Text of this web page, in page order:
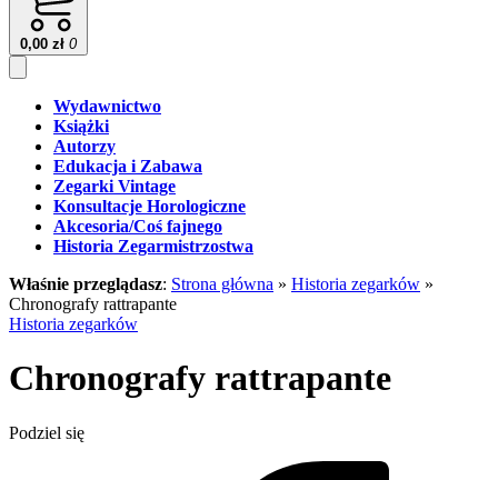
0,00 zł 0
Wydawnictwo
Książki
Autorzy
Edukacja i Zabawa
Zegarki Vintage
Konsultacje Horologiczne
Akcesoria/Coś fajnego
Historia Zegarmistrzostwa
Właśnie przeglądasz: Strona główna » Historia zegarków »
Chronografy rattrapante
Historia zegarków
Chronografy rattrapante
Podziel się